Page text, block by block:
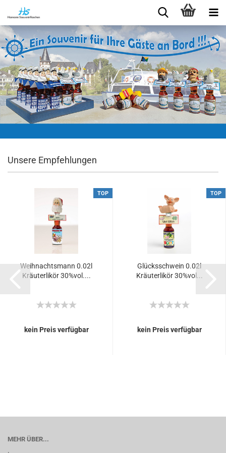
Unsere Empfehlungen
TOP
Weihnachtsmann 0.02l
Kräuterlikör 30%vol....
kein Preis verfügbar
TOP
Glücksschwein 0.02l
Kräuterlikör 30%vol...
kein Preis verfügbar
MEHR ÜBER...